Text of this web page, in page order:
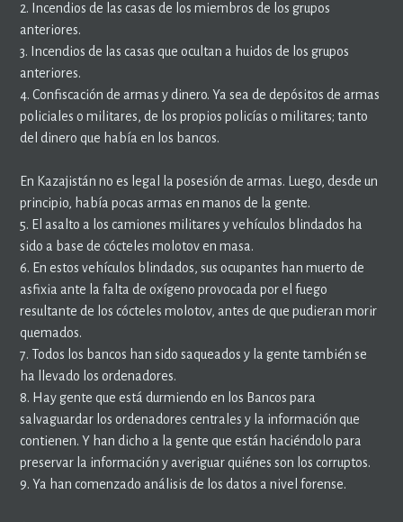
2. Incendios de las casas de los miembros de los grupos
anteriores.
3. Incendios de las casas que ocultan a huidos de los grupos
anteriores.
4. Confiscación de armas y dinero. Ya sea de depósitos de armas
policiales o militares, de los propios policías o militares; tanto
del dinero que había en los bancos.
En Kazajistán no es legal la posesión de armas. Luego, desde un
principio, había pocas armas en manos de la gente.
5. El asalto a los camiones militares y vehículos blindados ha
sido a base de cócteles molotov en masa.
6. En estos vehículos blindados, sus ocupantes han muerto de
asfixia ante la falta de oxígeno provocada por el fuego
resultante de los cócteles molotov, antes de que pudieran morir
quemados.
7. Todos los bancos han sido saqueados y la gente también se
ha llevado los ordenadores.
8. Hay gente que está durmiendo en los Bancos para
salvaguardar los ordenadores centrales y la información que
contienen. Y han dicho a la gente que están haciéndolo para
preservar la información y averiguar quiénes son los corruptos.
9. Ya han comenzado análisis de los datos a nivel forense.